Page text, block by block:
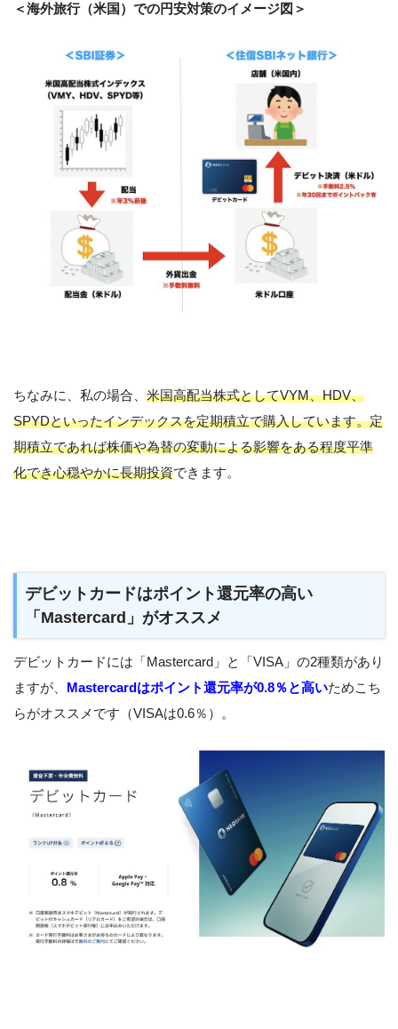
＜海外旅行（米国）での円安対策のイメージ図＞
ちなみに、私の場合、 米国高配当株式としてVYM、HDV、
SPYDといったインデックスを定期積立で購入しています。定
期積立であれば株価や為替の変動による影響をある程度平準
化でき心穏やかに長期投資できます。
デビットカードはポイント還元率の高い
「Mastercard」がオススメ
デビットカードには「Mastercard」と「VISA」の2種類があり
ますが、 Mastercardはポイント還元率が0.8％と高いためこち
らがオススメです（VISAは0.6％）。